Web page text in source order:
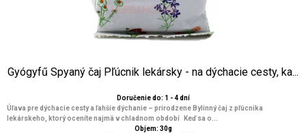
Gyógyfű Spyaný čaj Pľúcnik lekársky - na dýchacie cesty, ka...
Doručenie do: 1 - 4 dní
Úľava pre dýchacie cesty a ľahšie dýchanie – prirodzene Bylinný čaj z pľúcnika
lekárskeho, ktorý oceníte najmä v chladnom období Keď sa o...
Objem: 30g